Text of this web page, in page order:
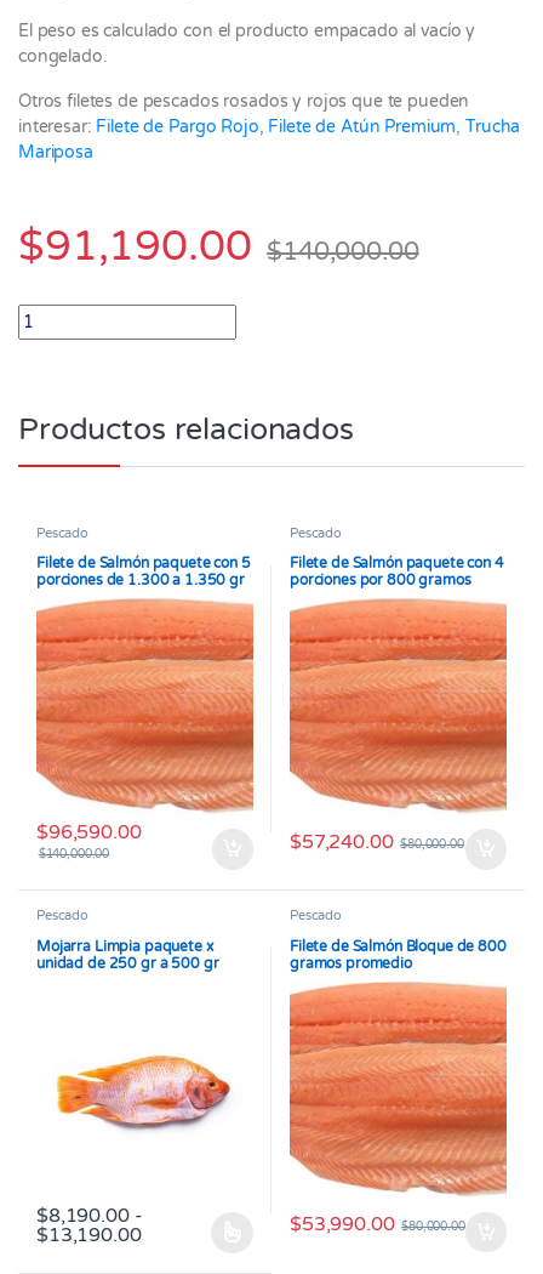
El peso es calculado con el producto empacado al vacío y
congelado.
Otros filetes de pescados rosados y rojos que te pueden
interesar: Filete de Pargo Rojo, Filete de Atún Premium,Trucha
Mariposa
$91,190.00 $140,000.00
Filete de Salmón Bloque Grande de 1.300 a 1.350 gramos
Productos relacionados
Pescado
Filete de Salmón paquete con 5
porciones de 1.300 a 1.350 gr
$96,590.00
$140,000.00
Pescado
Filete de Salmón paquete con 4
porciones por 800 gramos
$57,240.00 $80,000.00
Pescado
Mojarra Limpia paquete x
unidad de 250 gr a 500 gr
$8,190.00 -
$13,190.00Rango de precios: desde $8,190.00 hasta
Este producto tiene múltiples variantes. Las opciones se
Pescado
Filete de Salmón Bloque de 800
gramos promedio
$53,990.00 $80,000.00